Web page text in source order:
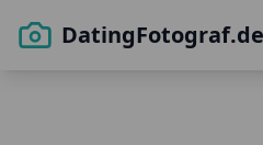
DatingFotograf.de